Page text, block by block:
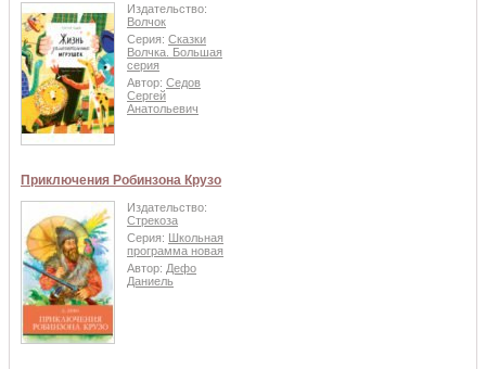
Издательство:
Волчок
Серия: Сказки
Волчка. Большая
серия
Автор: Седов
Сергей
Анатольевич
Приключения Робинзона Крузо
Издательство:
Стрекоза
Серия: Школьная
программа новая
Автор: Дефо
Даниель